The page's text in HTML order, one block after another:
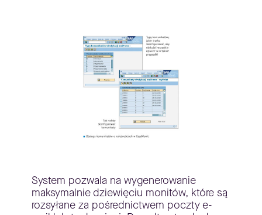
System pozwala na wygenerowanie
maksymalnie dziewięciu monitów, które są
rozsyłane za pośrednictwem poczty e-